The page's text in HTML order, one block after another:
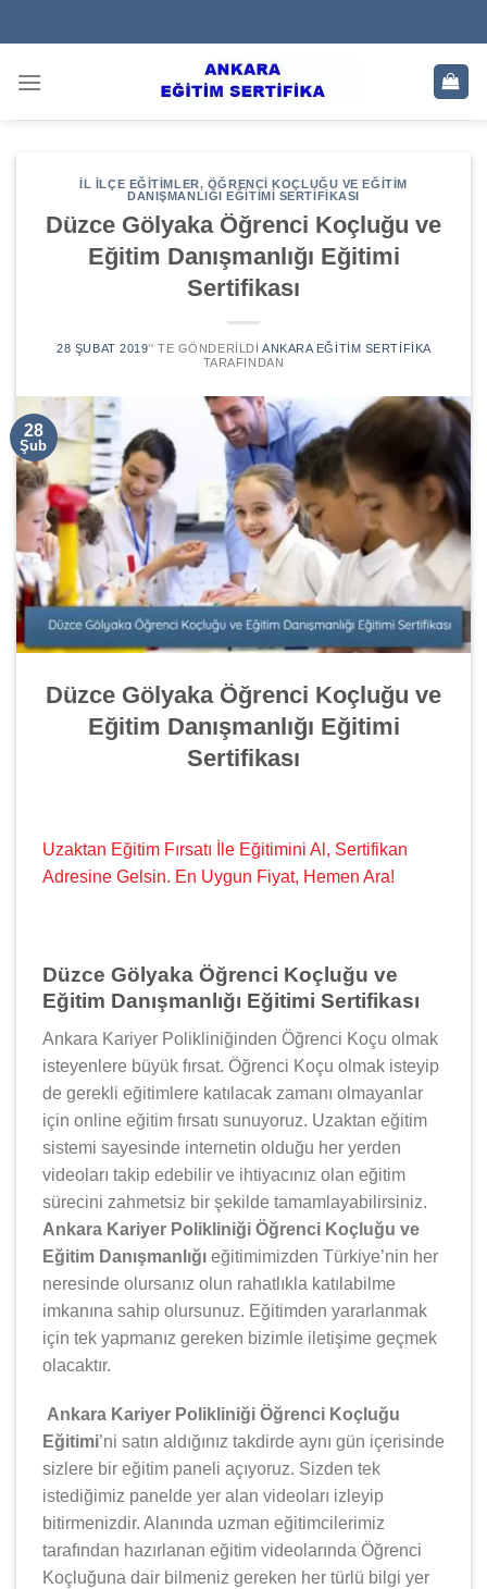
to
İL İLÇE EĞITIMLER, ÖĞRENCI KOÇLUĞU VE EĞITIM
DANIŞMANLIĞI EĞITIMI SERTIFIKASI
Düzce Gölyaka Öğrenci Koçluğu ve
Eğitim Danışmanlığı Eğitimi
Sertifikası
28 ŞUBAT 2019’' TE GÖNDERILDI ANKARA EĞITIM SERTIFIKA
TARAFINDAN
28
Şub
Düzce Gölyaka Öğrenci Koçluğu ve
Eğitim Danışmanlığı Eğitimi
Sertifikası
Uzaktan Eğitim Fırsatı İle Eğitimini Al, Sertifikan
Adresine Gelsin. En Uygun Fiyat, Hemen Ara!
Düzce Gölyaka Öğrenci Koçluğu ve
Eğitim Danışmanlığı Eğitimi Sertifikası
Ankara Kariyer Polikliniğinden Öğrenci Koçu olmak
isteyenlere büyük fırsat. Öğrenci Koçu olmak isteyip
de gerekli eğitimlere katılacak zamanı olmayanlar
için online eğitim fırsatı sunuyoruz. Uzaktan eğitim
sistemi sayesinde internetin olduğu her yerden
videoları takip edebilir ve ihtiyacınız olan eğitim
sürecini zahmetsiz bir şekilde tamamlayabilirsiniz.
Ankara Kariyer Polikliniği Öğrenci Koçluğu ve
Eğitim Danışmanlığı eğitimimizden Türkiye’nin her
neresinde olursanız olun rahatlıkla katılabilme
imkanına sahip olursunuz. Eğitimden yararlanmak
için tek yapmanız gereken bizimle iletişime geçmek
olacaktır.
Ankara Kariyer Polikliniği Öğrenci Koçluğu
Eğitimi’ni satın aldığınız takdirde aynı gün içerisinde
sizlere bir eğitim paneli açıyoruz. Sizden tek
istediğimiz panelde yer alan videoları izleyip
bitirmenizdir. Alanında uzman eğitimcilerimiz
tarafından hazırlanan eğitim videolarında Öğrenci
Koçluğuna dair bilmeniz gereken her türlü bilgi yer